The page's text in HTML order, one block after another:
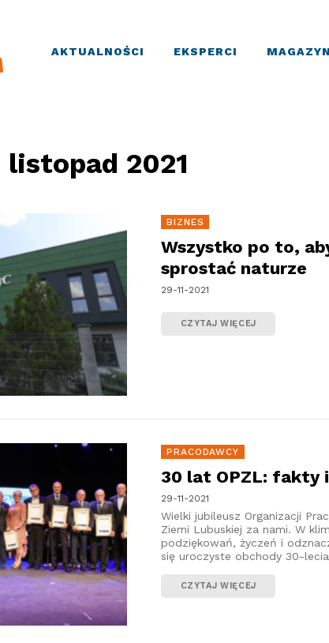
AKTUALNOŚCI EKSPERCI MAGAZYN
listopad 2021
BIZNES
Wszystko po to,
sprostać naturze
29-11-2021
CZYTAJ WIĘCEJ
PRACODAWCY
30 lat OPZL: fakty
29-11-2021
Wielki jubileusz Organizacji
Ziemi Lubuskiej za nami. W
podziękowań, życzeń i
się uroczyste obchody 30-lecia
CZYTAJ WIĘCEJ